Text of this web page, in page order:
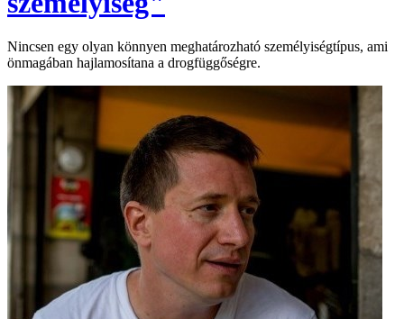
Nincsen egy olyan könnyen meghatározható személyiségtípus, ami
önmagában hajlamosítana a drogfüggőségre.